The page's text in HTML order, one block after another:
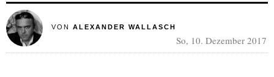
VON ALEXANDER WALLASCH
So, 10. Dezember 2017